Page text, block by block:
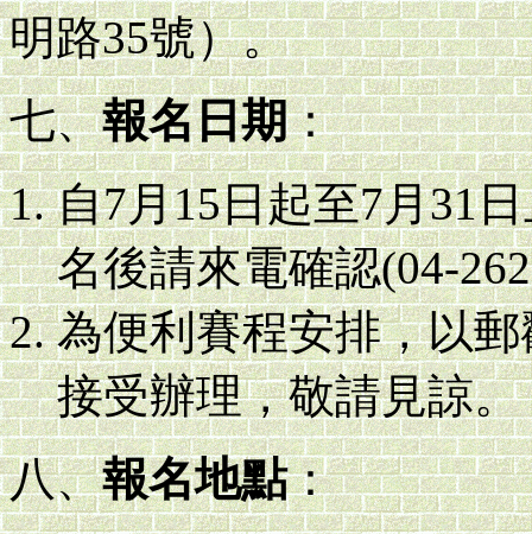
明路35號）。
七、報名日期：
自7月15日起至7月31
名後請來電確認(04-
為便利賽程安排，以
接受辦理，敬請見諒。
八、報名地點：